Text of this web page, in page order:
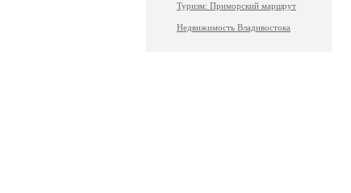
Туризм: Приморский маршрут
Недвижимость Владивостока